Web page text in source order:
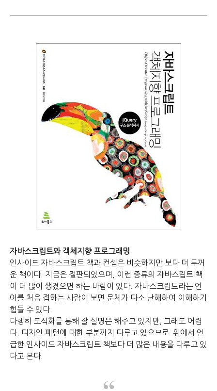
자바스크립트와 객체지향 프로그래밍
인사이드 자바스크립트 책과 컨셉은 비슷하지만 보다 더 두꺼
운 책이다. 지금은 절판되었으며, 이런 종류의 자바스립트 책
이 더 많이 생겼으면 하는 바람이 있다. 자바스크립트라는 언
어를 처음 접하는 사람이 보면 문체가 다소 난해하여 이해하기
힘들 수 있다.
다행히 도식화를 통해 잘 설명은 해주고 있지만, 그래도 어렵
다.
디자인 패턴에 대한 부분까지 다루고 있으므로 위에서 언
급한 인사이드 자바스크립트 책보다 더 많은 내용을 다루고 있
다고 본다.